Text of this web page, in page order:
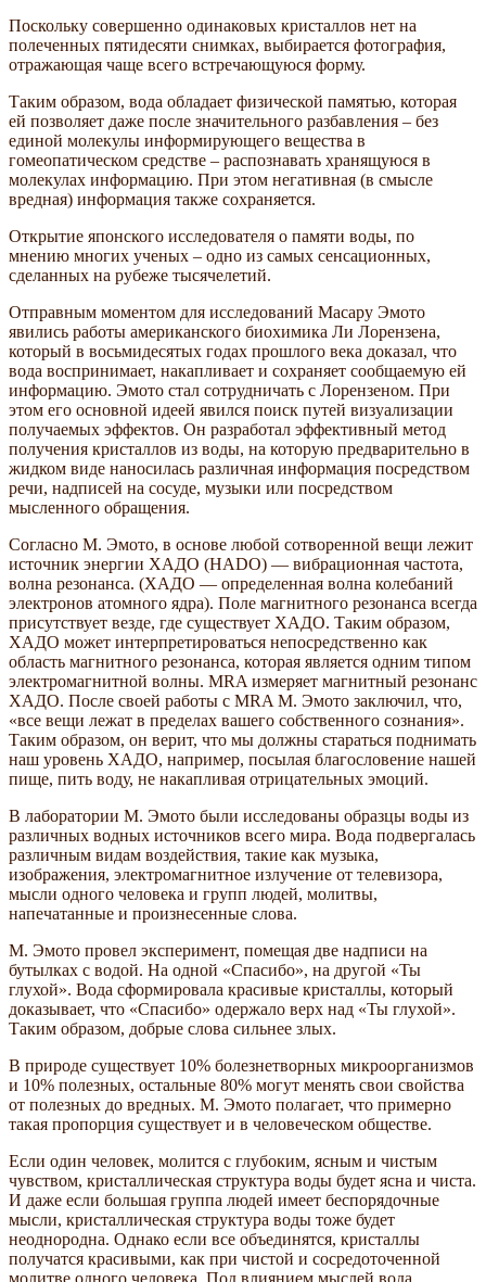
Поскольку совершенно одинаковых кристаллов нет на
полеченных пятидесяти снимках, выбирается фотография,
отражающая чаще всего встречающуюся форму.
Таким образом, вода обладает физической памятью, которая
ей позволяет даже после значительного разбавления – без
единой молекулы информирующего вещества в
гомеопатическом средстве – распознавать хранящуюся в
молекулах информацию. При этом негативная (в смысле
вредная) информация также сохраняется.
Открытие японского исследователя о памяти воды, по
мнению многих ученых – одно из самых сенсационных,
сделанных на рубеже тысячелетий.
Отправным моментом для исследований Масару Эмото
явились работы американского биохимика Ли Лорензена,
который в восьмидесятых годах прошлого века доказал, что
вода воспринимает, накапливает и сохраняет сообщаемую ей
информацию. Эмото стал сотрудничать с Лорензеном. При
этом его основной идеей явился поиск путей визуализации
получаемых эффектов. Он разработал эффективный метод
получения кристаллов из воды, на которую предварительно в
жидком виде наносилась различная информация посредством
речи, надписей на сосуде, музыки или посредством
мысленного обращения.
Согласно М. Эмото, в основе любой сотворенной вещи лежит
источник энергии ХАДО (HADO) — вибрационная частота,
волна резонанса. (ХАДО — определенная волна колебаний
электронов атомного ядра). Поле магнитного резонанса всегда
присутствует везде, где существует ХАДО. Таким образом,
ХАДО может интерпретироваться непосредственно как
область магнитного резонанса, которая является одним типом
электромагнитной волны. MRA измеряет магнитный резонанс
ХАДО. После своей работы с MRA М. Эмото заключил, что,
«все вещи лежат в пределах вашего собственного сознания».
Таким образом, он верит, что мы должны стараться поднимать
наш уровень ХАДО, например, посылая благословение нашей
пище, пить воду, не накапливая отрицательных эмоций.
В лаборатории М. Эмото были исследованы образцы воды из
различных водных источников всего мира. Вода подвергалась
различным видам воздействия, такие как музыка,
изображения, электромагнитное излучение от телевизора,
мысли одного человека и групп людей, молитвы,
напечатанные и произнесенные слова.
М. Эмото провел эксперимент, помещая две надписи на
бутылках с водой. На одной «Спасибо», на другой «Ты
глухой». Вода сформировала красивые кристаллы, который
доказывает, что «Спасибо» одержало верх над «Ты глухой».
Таким образом, добрые слова сильнее злых.
В природе существует 10% болезнетворных микроорганизмов
и 10% полезных, остальные 80% могут менять свои свойства
от полезных до вредных. М. Эмото полагает, что примерно
такая пропорция существует и в человеческом обществе.
Если один человек, молится с глубоким, ясным и чистым
чувством, кристаллическая структура воды будет ясна и чиста.
И даже если большая группа людей имеет беспорядочные
мысли, кристаллическая структура воды тоже будет
неоднородна. Однако если все объединятся, кристаллы
получатся красивыми, как при чистой и сосредоточенной